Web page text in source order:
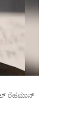
ರೆಹಮಾನ್